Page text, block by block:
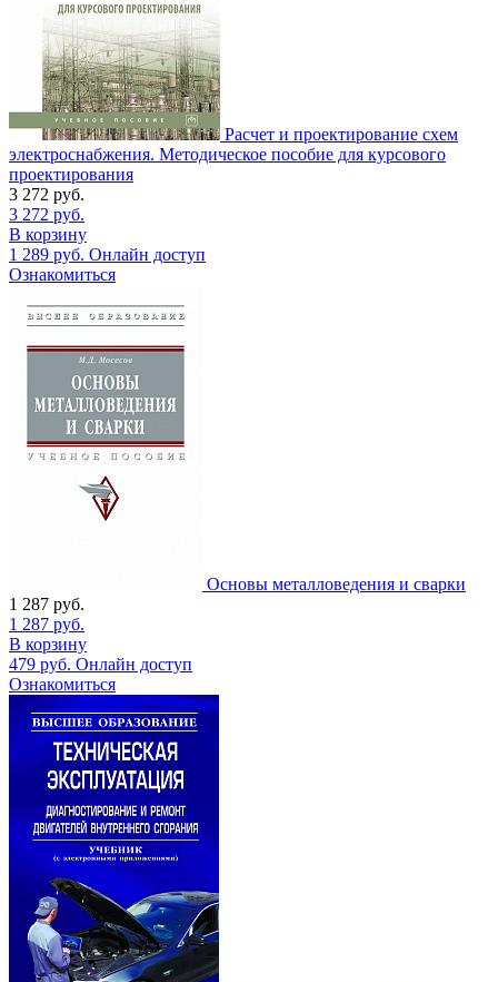
Расчет и проектирование схем
электроснабжения. Методическое пособие для курсового
проектирования
3 272 руб.
3 272 руб.
В корзину
1 289 руб. Онлайн доступ
Ознакомиться
Основы металловедения и сварки
1 287 руб.
1 287 руб.
В корзину
479 руб. Онлайн доступ
Ознакомиться